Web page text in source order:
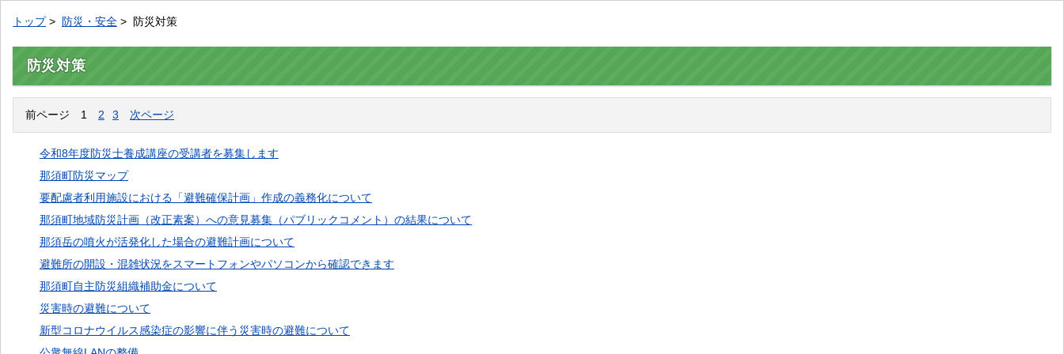
トップ> 防災・安全 > 防災対策
防災対策
前ページ 1 2 3 次ページ
令和8年度防災士養成講座の受講者を募集します
那須町防災マップ
要配慮者利用施設における「避難確保計画」作成の義務化について
那須町地域防災計画（改正素案）への意見募集（パブリックコメント）の結果について
那須岳の噴火が活発化した場合の避難計画について
避難所の開設・混雑状況をスマートフォンやパソコンから確認できます
那須町自主防災組織補助金について
災害時の避難について
新型コロナウイルス感染症の影響に伴う災害時の避難について